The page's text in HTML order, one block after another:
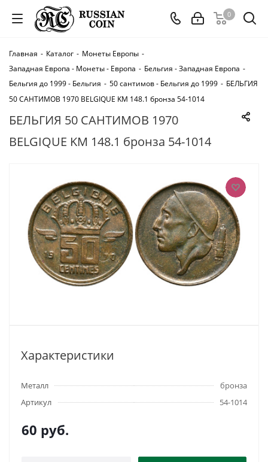
0
Главная - Каталог - Монеты Европы -
Западная Европа - Монеты - Европа - Бельгия - Западная Европа -
Бельгия до 1999 - Бельгия - 50 сантимов - Бельгия до 1999 - БЕЛЬГИЯ
50 САНТИМОВ 1970 BELGIQUE KM 148.1 бронза 54-1014
БЕЛЬГИЯ 50 САНТИМОВ 1970
BELGIQUE KM 148.1 бронза 54-1014
Характеристики
Металл
бронза
Артикул
54-1014
60 руб.